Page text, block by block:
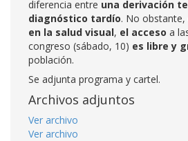
diferencia entre una derivación
diagnóstico tardío. No obstante,
en la salud visual, el acceso a
congreso (sábado, 10) es libre y
población.
Se adjunta programa y cartel.
Archivos adjuntos
Ver archivo
Ver archivo